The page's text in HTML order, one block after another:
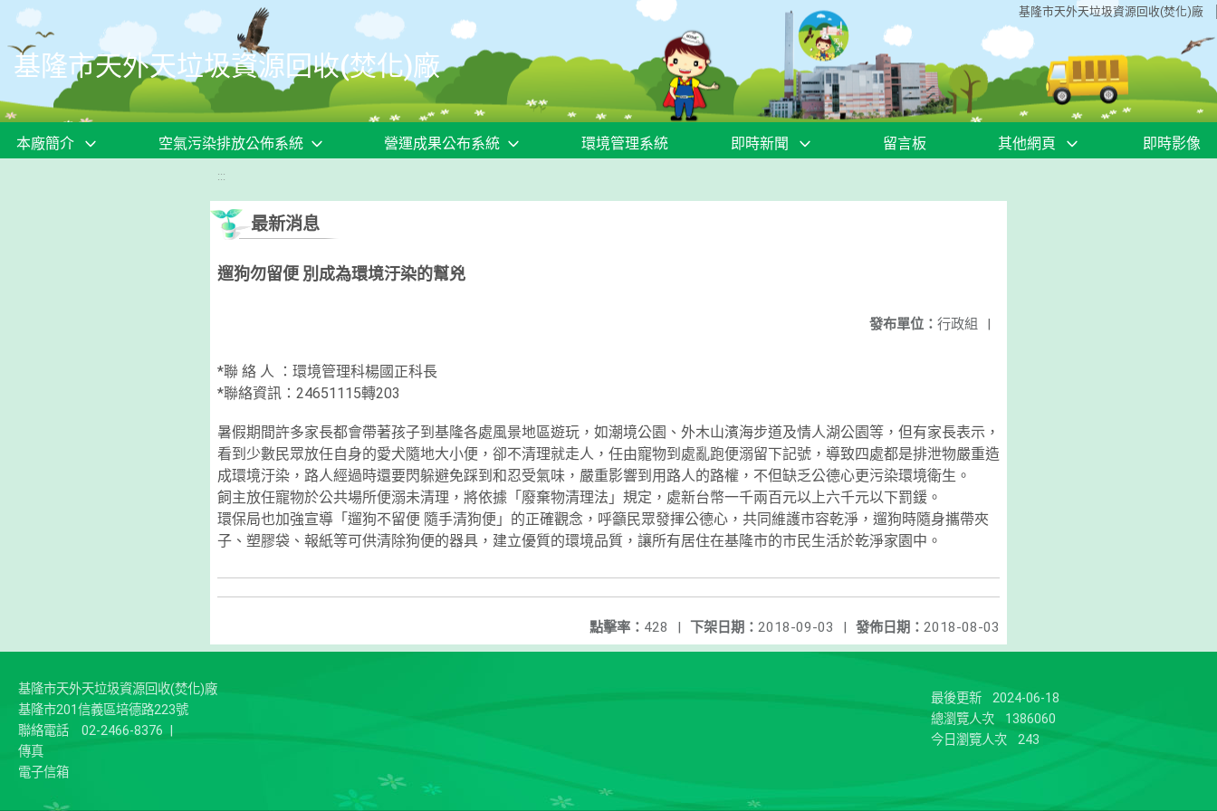
移至網頁之主要內容區位置 基隆市天外天垃圾資源回收(焚化)廠
基隆市天外天垃圾資源回收(焚化)廠
本廠簡介 空氣污染排放公佈系統 營運成果公布系統 環境管理系統 即時新聞 留言板 其他網頁 即時影像
:::
最新消息
遛狗勿留便 別成為環境汙染的幫兇
發布單位： 行政組 |
*聯 絡 人 ： 環境管理科楊國正科長
*聯絡資訊： 24651115轉203
暑假期間許多家長都會帶著孩子到基隆各處風景地區遊玩，如潮境公園、外木山濱海步道及情人湖公園等，但有家長表示，
看到少數民眾放任自身的愛犬隨地大小便，卻不清理就走人，任由寵物到處亂跑便溺留下記號，導致四處都是排泄物嚴重造
成環境汙染，路人經過時還要閃躲避免踩到和忍受氣味，嚴重影響到用路人的路權，不但缺乏公德心更污染環境衛生。
飼主放任寵物於公共場所便溺未清理，將依據「廢棄物清理法」規定，處新台幣一千兩百元以上六千元以下罰鍰。
環保局也加強宣導「遛狗不留便 隨手清狗便」的正確觀念，呼籲民眾發揮公德心，共同維護市容乾淨，遛狗時隨身攜帶夾
子、塑膠袋、報紙等可供清除狗便的器具，建立優質的環境品質，讓所有居住在基隆市的市民生活於乾淨家園中。
發佈日期： 2018-08-03
下架日期： 2018-09-03 |
點擊率： 428 |
基隆市天外天垃圾資源回收(焚化)廠
基隆市201信義區培德路223號
聯絡電話
02-2466-8376
傳真
電子信箱
最後更新
2024-06-18
總瀏覽人次
1386060
今日瀏覽人次
243